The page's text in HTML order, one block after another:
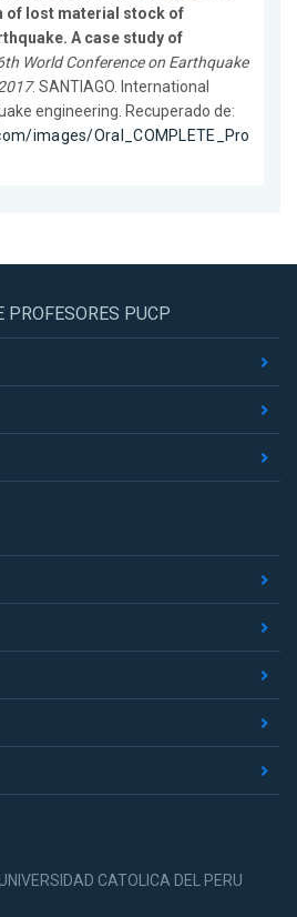
of lost material stock of
A case study of
World Conference on Earthquake
. SANTIAGO. International
engineering. Recuperado de:
images/Oral_COMPLETE_Pro
PROFESORES PUCP
CATOLICA DEL PERU